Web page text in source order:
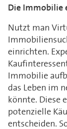
Die Immobilie
Nutzt man
einrichten.
Immobilie
das Leben im
könnte. Diese
potenzielle
entscheiden.